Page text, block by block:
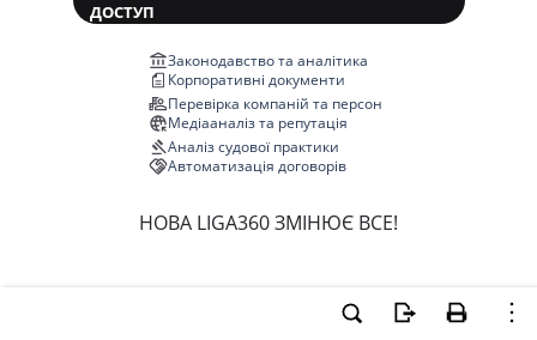
ДОСТУП
Законодавство та аналітика
Корпоративні документи
Перевірка компаній та персон
Медіааналіз та репутація
Аналіз судової практики
Автоматизація договорів
НОВА LIGA360 ЗМІНЮЄ ВСЕ!